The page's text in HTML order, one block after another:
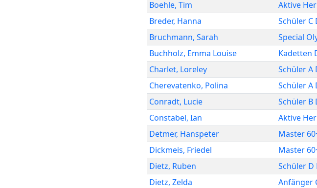
Boehle, Tim Aktive
Breder, Hanna Schüler C
Bruchmann, Sarah Special
Buchholz, Emma Louise Kadetten
Charlet, Loreley Schüler A
Cherevatenko, Polina Schüler A
Conradt, Lucie Schüler B
Constabel, Ian Aktive
Detmer, Hanspeter Master
Dickmeis, Friedel Master
Dietz, Ruben Schüler D
Dietz, Zelda Anfänger